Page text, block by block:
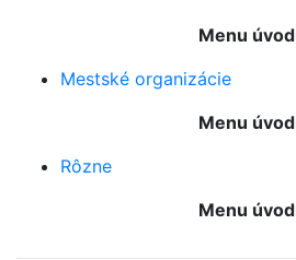
Menu
Mestské organizácie
Menu
Rôzne
Menu